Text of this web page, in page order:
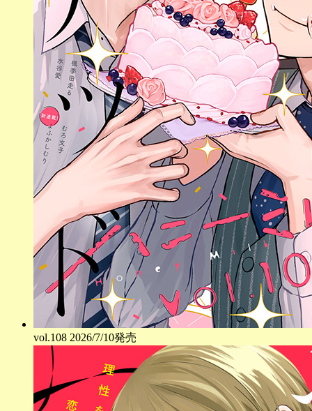
vol.108 2026/7/10発売